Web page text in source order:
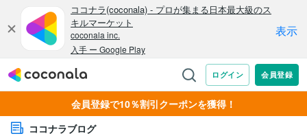
会員登録で10％割引クーポンを獲得！
ココナラブログ